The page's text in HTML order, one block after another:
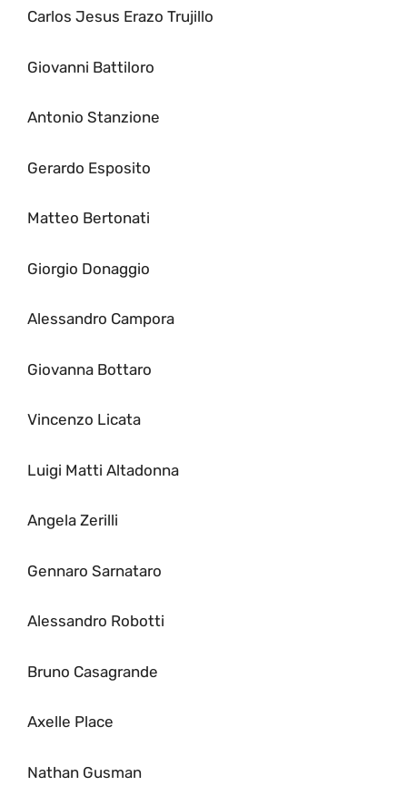
Carlos Jesus Erazo Trujillo
Giovanni Battiloro
Antonio Stanzione
Gerardo Esposito
Matteo Bertonati
Giorgio Donaggio
Alessandro Campora
Giovanna Bottaro
Vincenzo Licata
Luigi Matti Altadonna
Angela Zerilli
Gennaro Sarnataro
Alessandro Robotti
Bruno Casagrande
Axelle Place
Nathan Gusman